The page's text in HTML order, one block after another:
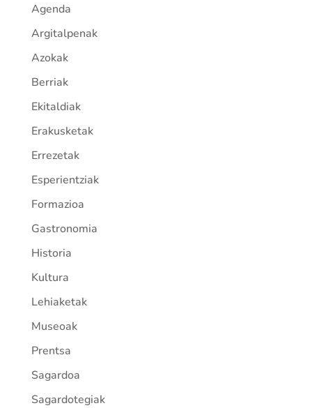
Agenda
Argitalpenak
Azokak
Berriak
Ekitaldiak
Erakusketak
Errezetak
Esperientziak
Formazioa
Gastronomia
Historia
Kultura
Lehiaketak
Museoak
Prentsa
Sagardoa
Sagardotegiak